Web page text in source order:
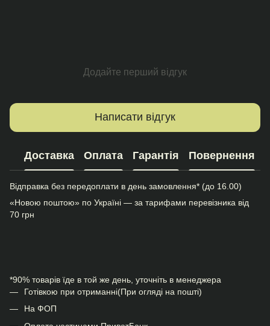
Додайте перший відгук
Написати відгук
Доставка Оплата Гарантія Повернення
Відправка без передоплати в день замовлення* (до 16.00)
«Новою поштою» по Україні — за тарифами перевізника від
70 грн
*90% товарів їде в той же день, уточніть в менеджера
Готівкою при отриманні(При огляді на пошті)
На ФОП